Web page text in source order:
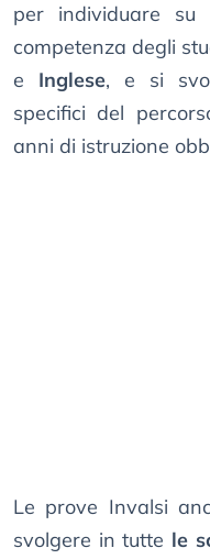
per individuare su
competenza degli
e Inglese, e si
specifici del
anni di istruzione
Le prove Invalsi
svolgere in tutte le